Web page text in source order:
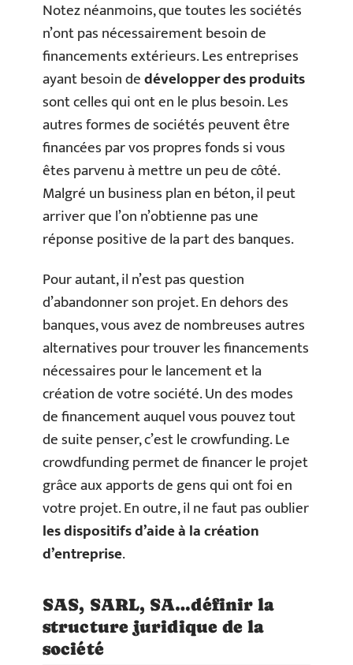
Notez néanmoins, que toutes les sociétés
n’ont pas nécessairement besoin de
financements extérieurs. Les entreprises
ayant besoin dedévelopper des produits
sont celles qui ont en le plus besoin. Les
autres formes de sociétés peuvent être
financées par vos propres fonds si vous
êtes parvenu à mettre un peu de côté.
Malgré un business plan en béton, il peut
arriver que l’on n’obtienne pas une
réponse positive de la part des banques.
Pour autant, il n’est pas question
d’abandonner son projet. En dehors des
banques, vous avez de nombreuses autres
alternatives pour trouver les financements
nécessaires pour le lancement et la
création de votre société. Un des modes
de financement auquel vous pouvez tout
de suite penser, c’est le crowfunding. Le
crowdfunding permet de financer le projet
grâce aux apports de gens qui ont foi en
votre projet. En outre, il ne faut pas oublier
les dispositifs d’aide à la création
d’entreprise.
SAS, SARL, SA…définir la
structure juridique de la
société